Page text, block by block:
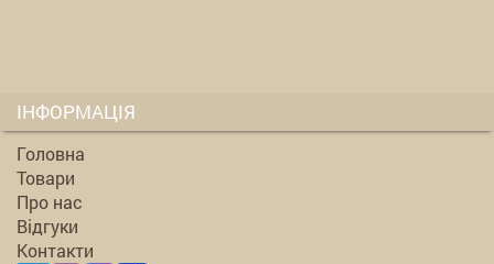
ІНФОРМАЦІЯ
Головна
Товари
Про нас
Відгуки
Контакти